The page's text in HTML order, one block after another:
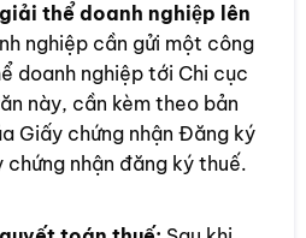
thể doanh nghiệp lên
nghiệp cần gửi một công
doanh nghiệp tới Chi cục
này, cần kèm theo bản
Giấy chứng nhận Đăng ký
chứng nhận đăng ký thuế.